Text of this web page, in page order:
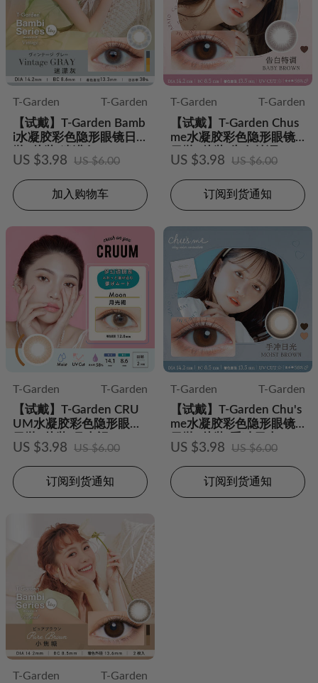
T-Garden
T-Garden
【试戴】T-Garden Bamb
i水凝胶彩色隐形眼镜日
抛2片装-迷濛灰
US $3.98 US $6.00
加入购物车
T-Garden
T-Garden
【试戴】T-Garden Chus
me水凝胶彩色隐形眼镜
日抛2片装-告白特调
US $3.98 US $6.00
订阅到货通知
T-Garden
T-Garden
【试戴】T-Garden CRU
UM水凝胶彩色隐形眼镜
日抛2片装-月光褐
US $3.98 US $6.00
订阅到货通知
T-Garden
T-Garden
【试戴】T-Garden Chu's
me水凝胶彩色隐形眼镜
日抛2片装-手冲日光
US $3.98 US $6.00
订阅到货通知
T-Garden
T-Garden